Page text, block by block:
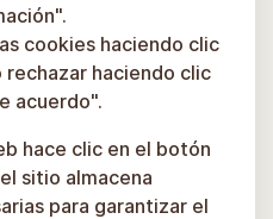
cookies haciendo clic
haciendo clic
acuerdo".
hace clic en el botón
sitio almacena
para garantizar el